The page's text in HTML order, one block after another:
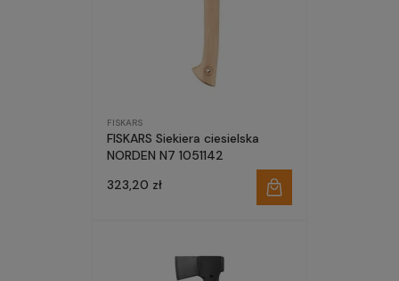
FISKARS
FISKARS Siekiera ciesielska
NORDEN N7 1051142
323,20 zł